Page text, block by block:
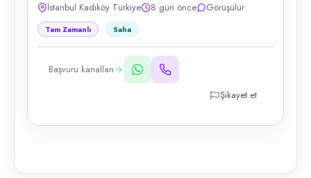
İstanbul Kadıköy Türkiye
8 gün önce Görüşülür
Tam Zamanlı Saha
Başvuru kanalları
Şikayet et